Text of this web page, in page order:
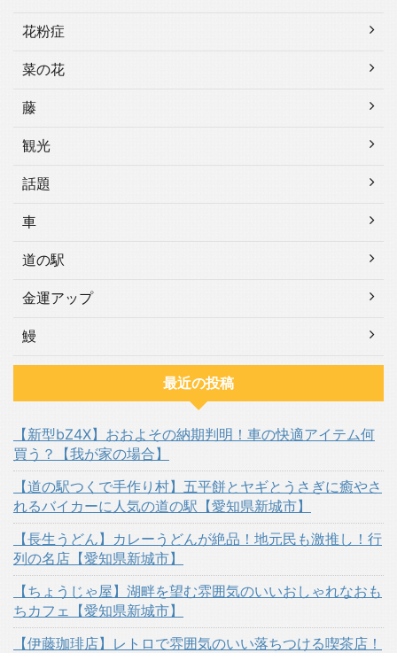
花粉症
菜の花
藤
観光
話題
車
道の駅
金運アップ
鰻
最近の投稿
【新型bZ4X】おおよその納期判明！車の快適アイテム何
買う？【我が家の場合】
【道の駅つくで手作り村】五平餅とヤギとうさぎに癒やさ
れるバイカーに人気の道の駅【愛知県新城市】
【長生うどん】カレーうどんが絶品！地元民も激推し！行
列の名店【愛知県新城市】
【ちょうじゃ屋】湖畔を望む雰囲気のいいおしゃれなおも
ちカフェ【愛知県新城市】
【伊藤珈琲店】レトロで雰囲気のいい落ちつける喫茶店！